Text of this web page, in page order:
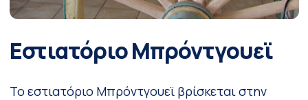
Εστιατόριο Μπρόντγουεϊ
Το εστιατόριο Μπρόντγουεϊ βρίσκεται στην